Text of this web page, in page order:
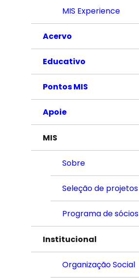
MIS Experience
Acervo
Educativo
Pontos MIS
Apoie
MIS
Sobre
Seleção de projetos
Programa de sócios
Institucional
Organização Social